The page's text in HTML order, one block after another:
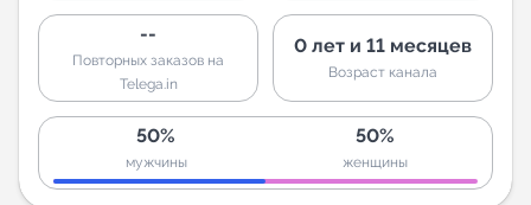
--
Повторных заказов на
Telega.in
0 лет и 11 месяцев
Возраст канала
50%
мужчины
50%
женщины